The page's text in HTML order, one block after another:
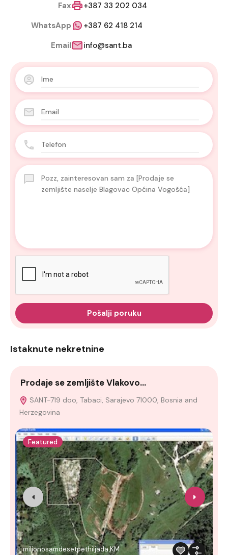
Fax
+387 33 202 034
WhatsApp
+387 62 418 214
Email
info@sant.ba
Pošalji poruku
Istaknute nekretnine
Prodaje se zemljište Vlakovo…
SANT-719 doo, Tabaci, Sarajevo 71000, Bosnia and
Herzegovina
Featured
milionosamdesetpethiljada KM